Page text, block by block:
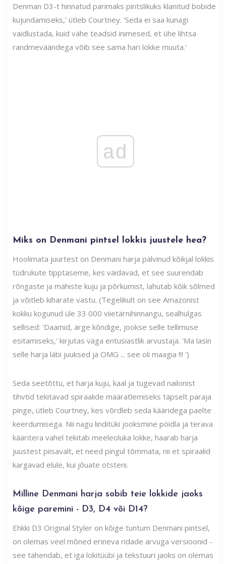
Denman D3-t hinnatud parimaks pintslikuks klanitud bobide
kujundamiseks,' ütleb Courtney. 'Seda ei saa kunagi
vaidlustada, kuid vähe teadsid inimesed, et ühe lihtsa
randmeväändega võib see sama hari lokke muuta.'
ad
Miks on Denmani pintsel lokkis juustele hea?
Hoolimata juurtest on Denmani harja pälvinud kõikjal lokkis
tüdrukute tipptaseme, kes väidavad, et see suurendab
rõngaste ja mähiste kuju ja põrkumist, lahutab kõik sõlmed
ja võitleb kiharate vastu. (Tegelikult on see Amazonist
kokku kogunud üle 33 000 viietärnihinnangu, sealhulgas
sellised: 'Daamid, ärge kõndige, jookse selle tellimuse
esitamiseks,' kirjutas väga entusiastlik arvustaja. 'Ma lasin
selle harja läbi juuksed ja OMG ... see oli maagia !!! ')
Seda seetõttu, et harja kuju, kaal ja tugevad nailonist
tihvtid tekitavad spiraalide määratlemiseks täpselt paraja
pinge, ütleb Courtney, kes võrdleb seda kääridega paelte
keerdumisega. Nii nagu linditüki jooksmine pöidla ja terava
kääritera vahel tekitab meeleoluka lokke, haarab harja
juustest piisavalt, et need pingul tõmmata, nii et spiraalid
kargavad elule, kui jõuate otsteni.
Milline Denmani harja sobib teie lokkide jaoks
kõige paremini - D3, D4 või D14?
Ehkki D3 Original Styler on kõige tuntum Denmani pintsel,
on olemas veel mõned erineva ridade arvuga versioonid -
see tähendab, et iga lokitüübi ja tekstuuri jaoks on olemas